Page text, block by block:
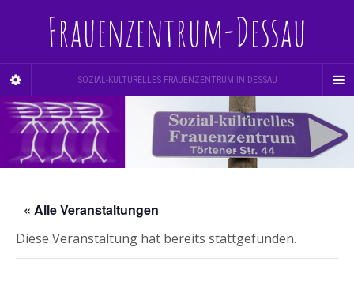
Frauenzentrum-Dessau
SOZIAL-KULTURELLES FRAUENZENTRUM IN DESSAU
« Alle Veranstaltungen
Diese Veranstaltung hat bereits stattgefunden.